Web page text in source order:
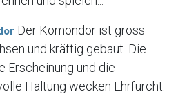
Der Komondor ist gross
und kräftig gebaut. Die
Erscheinung und die
Haltung wecken Ehrfurcht.